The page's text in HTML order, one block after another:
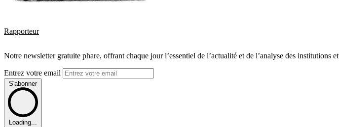
Rapporteur
Notre newsletter gratuite phare, offrant chaque jour l’essentiel de l’actualité et de l’analyse des institutions
Entrez votre email
S'abonner
Loading...